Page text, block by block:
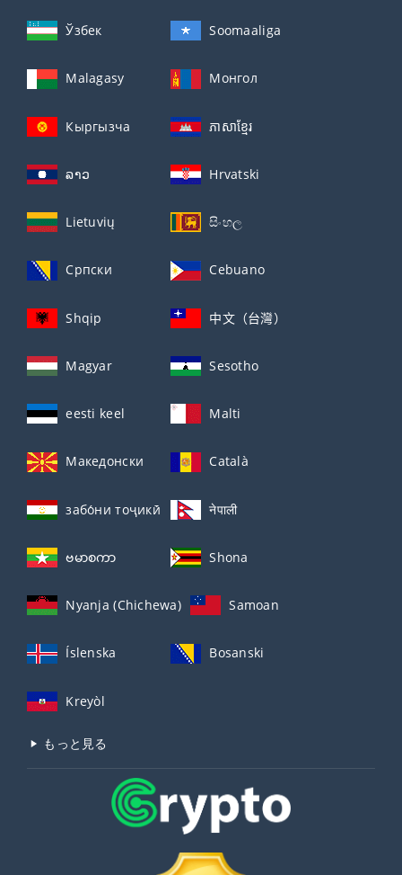
Ўзбек Soomaaliga
Malagasy Монгол
Кыргызча ភាសាខ្មែរ
ລາວ Hrvatski
Lietuvių සිංහල
Српски Cebuano
Shqip 中文（台灣）
Magyar Sesotho
eesti keel Malti
Македонски Català
забо́ни тоҷикӣ́ नेपाली
ဗမာစကာ Shona
Nyanja (Chichewa) Samoan
Íslenska Bosanski
Kreyòl
もっと見る